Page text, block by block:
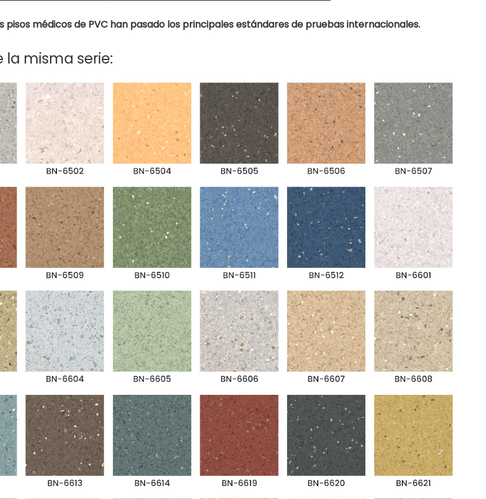
pisos médicos de PVC han pasado los principales estándares de pruebas internacionales.
la misma serie: